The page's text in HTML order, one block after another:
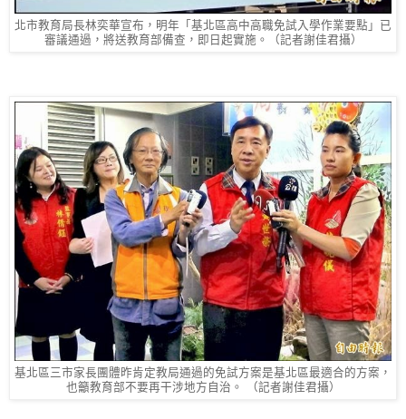
北市教育局長林奕華宣布，明年「基北區高中高職免試入學作業要點」已
審議通過，將送教育部備查，即日起實施。（記者謝佳君攝）
基北區三市家長團體昨肯定教局通過的免試方案是基北區最適合的方案，
也籲教育部不要再干涉地方自治。 （記者謝佳君攝）